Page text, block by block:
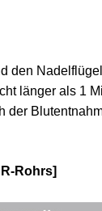
den
länger als 1
der
Rohrs]